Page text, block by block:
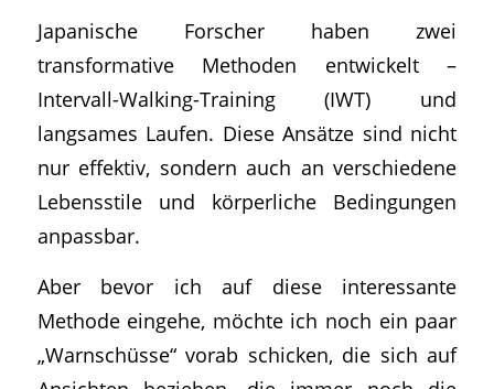
Japanische Forscher haben zwei
transformative Methoden entwickelt –
Intervall-Walking-Training (IWT) und
langsames Laufen. Diese Ansätze sind nicht
nur effektiv, sondern auch an verschiedene
Lebensstile und körperliche Bedingungen
anpassbar.
Aber bevor ich auf diese interessante
Methode eingehe, möchte ich noch ein paar
„Warnschüsse“ vorab schicken, die sich auf